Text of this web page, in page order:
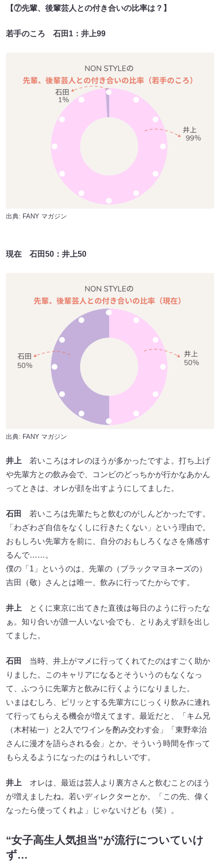
【⑦先輩、後輩芸人との付き合いの比率は？】
若手のころ 石田1：井上99
出典: FANY マガジン
現在 石田50：井上50
出典: FANY マガジン
井上 若いころはオレのほうが多かったですよ。打ち上げ
や先輩方との飲み会で、コンビのどっちかが行かなあかん
ってときは、オレが顔を出すようにしてました。
石田
若いころは先輩たちと飲むのがしんどかったです。
「わざわざ自信をなくしに行きたくない」という理由で。
おもしろい先輩方を前に、自分のおもしろくなさを痛感す
るんで……。
僕の「1」というのは、先輩の（ブラックマヨネーズの）
吉田（敬）さんとは唯一、飲みに行ってたからです。
井上 とくに東京に出てきた直後は毎日のように行ったな
ぁ。知り合いが誰一人いない会でも、とりあえず顔を出し
てました。
石田
当時、井上がマメに行ってくれてたのはすごく助か
りました。このキャリアになるとそういうのもなくなっ
て、ふつうに先輩方と飲みに行くようになりました。
いまはむしろ、ピリッとする先輩方にじっくり飲みに連れ
て行ってもらえる機会が増えてます。最近だと、「キム兄
（木村祐一）と2人でワインを酌み交わす会」「東野幸治
さんに漫才を語らされる会」とか。そういう時間を作って
もらえるようになったのはうれしいです。
井上 オレは、最近は芸人より裏方さんと飲むことのほう
が増えましたね。若いディレクターとか。「この先、偉く
なったら使ってくれよ」じゃないけども（笑）。
“女子高生人気担当”が流行についていけ
ず…